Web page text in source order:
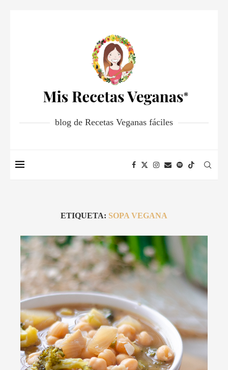
blog de Recetas Veganas fáciles
ETIQUETA: SOPA VEGANA